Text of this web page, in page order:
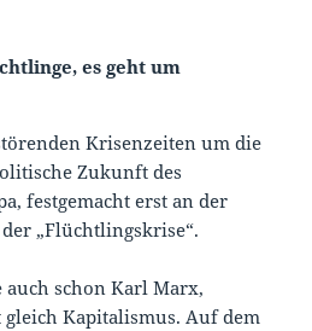
es geht um
Krisenzeiten um die
Zukunft des
festgemacht erst an der
„Flüchtlingskrise“.
schon Karl Marx,
Kapitalismus. Auf dem